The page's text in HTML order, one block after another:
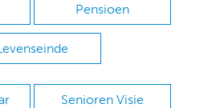
Pensioen
Senioren Visie